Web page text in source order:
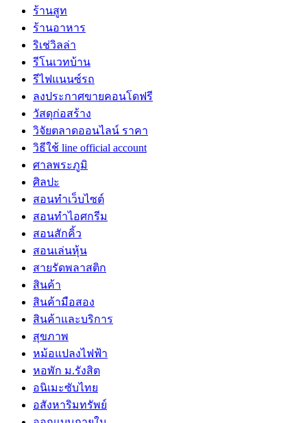
ร้านสูท
ร้านอาหาร
ริเช่วิลล่า
รีโนเวทบ้าน
รีไฟแนนซ์รถ
ลงประกาศขายคอนโดฟรี
วัสดุก่อสร้าง
วิจัยตลาดออนไลน์ ราคา
วิธีใช้ line official account
ศาลพระภูมิ
ศิลปะ
สอนทำเว็บไซต์
สอนทำไอศกรีม
สอนสักคิ้ว
สอนเล่นหุ้น
สายรัดพลาสติก
สินค้า
สินค้ามือสอง
สินค้าและบริการ
สุขภาพ
หม้อแปลงไฟฟ้า
หอพัก ม.รังสิต
อนิเมะซับไทย
อสังหาริมทรัพย์